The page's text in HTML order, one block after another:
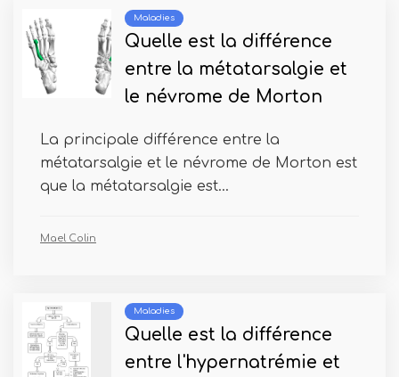
Maladies
Quelle est la différence
entre la métatarsalgie et
le névrome de Morton
La principale différence entre la
métatarsalgie et le névrome de Morton est
que la métatarsalgie est...
Mael Colin
Maladies
Quelle est la différence
entre l'hypernatrémie et